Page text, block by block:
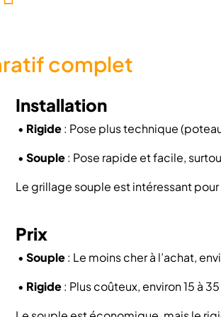
complet
Installation
• Rigide: Pose plus technique
• Souple: Pose rapide et facile,
Le grillage souple est intéressant
Prix
• Souple: Le moins cher à l’achat,
• Rigide: Plus coûteux, environ 15 à